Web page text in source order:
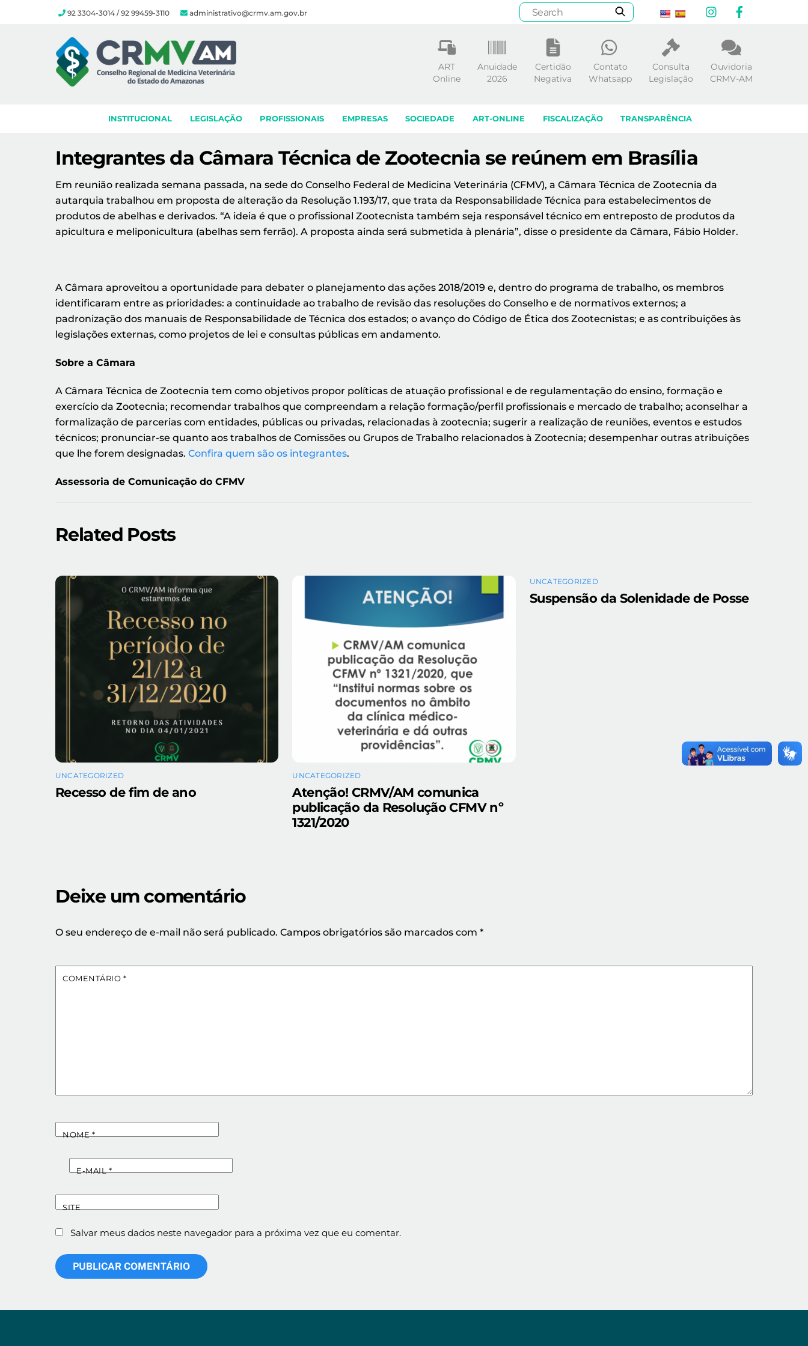
ART
Online
Anuidade
2026
Certidão
Negativa
Contato
Whatsapp
Consulta
Legislação
Ouvidoria
CRMV-AM
92 3304-3014 / 92 99459-3110 administrativo@crmv.am.gov.br
Instagram
INSTITUCIONAL LEGISLAÇÃO PROFISSIONAIS EMPRESAS SOCIEDADE ART-ONLINE FISCALIZAÇÃO TRANSPARÊNCIA
Integrantes da Câmara Técnica de Zootecnia se reúnem em Brasília
Em reunião realizada semana passada, na sede do Conselho Federal de Medicina Veterinária (CFMV), a Câmara Técnica de Zootecnia da
autarquia trabalhou em proposta de alteração da Resolução 1.193/17, que trata da Responsabilidade Técnica para estabelecimentos de
produtos de abelhas e derivados. “A ideia é que o profissional Zootecnista também seja responsável técnico em entreposto de produtos da
apicultura e meliponicultura (abelhas sem ferrão). A proposta ainda será submetida à plenária”, disse o presidente da Câmara, Fábio Holder.
A Câmara aproveitou a oportunidade para debater o planejamento das ações 2018/2019 e, dentro do programa de trabalho, os membros
identificaram entre as prioridades: a continuidade ao trabalho de revisão das resoluções do Conselho e de normativos externos; a
padronização dos manuais de Responsabilidade de Técnica dos estados; o avanço do Código de Ética dos Zootecnistas; e as contribuições às
legislações externas, como projetos de lei e consultas públicas em andamento.
Sobre a Câmara
A Câmara Técnica de Zootecnia tem como objetivos propor políticas de atuação profissional e de regulamentação do ensino, formação e
exercício da Zootecnia; recomendar trabalhos que compreendam a relação formação/perfil profissionais e mercado de trabalho; aconselhar a
formalização de parcerias com entidades, públicas ou privadas, relacionadas à zootecnia; sugerir a realização de reuniões, eventos e estudos
técnicos; pronunciar-se quanto aos trabalhos de Comissões ou Grupos de Trabalho relacionados à Zootecnia; desempenhar outras atribuições
que lhe forem designadas. Confira quem são os integrantes.
Assessoria de Comunicação do CFMV
Related Posts
UNCATEGORIZED
Recesso de fim de ano
UNCATEGORIZED
Atenção! CRMV/AM comunica
publicação da Resolução CFMV nº
1321/2020
UNCATEGORIZED
Suspensão da Solenidade de Posse
Deixe um comentário
O seu endereço de e-mail não será publicado. Campos obrigatórios são marcados com *
COMENTÁRIO *
NOME*
E-MAIL*
SITE
Salvar meus dados neste navegador para a próxima vez que eu comentar.